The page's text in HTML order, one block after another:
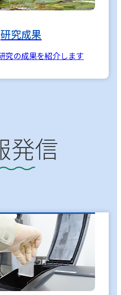
研究成果
究の成果を紹介します
発信